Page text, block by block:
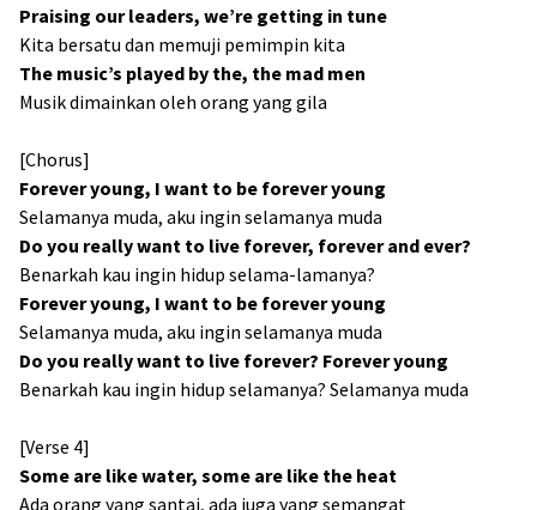
Praising our leaders, we’re getting in tune
Kita bersatu dan memuji pemimpin kita
The music’s played by the, the mad men
Musik dimainkan oleh orang yang gila
[Chorus]
Forever young, I want to be forever young
Selamanya muda, aku ingin selamanya muda
Do you really want to live forever, forever and ever?
Benarkah kau ingin hidup selama-lamanya?
Forever young, I want to be forever young
Selamanya muda, aku ingin selamanya muda
Do you really want to live forever? Forever young
Benarkah kau ingin hidup selamanya? Selamanya muda
[Verse 4]
Some are like water, some are like the heat
Ada orang yang santai, ada juga yang semangat